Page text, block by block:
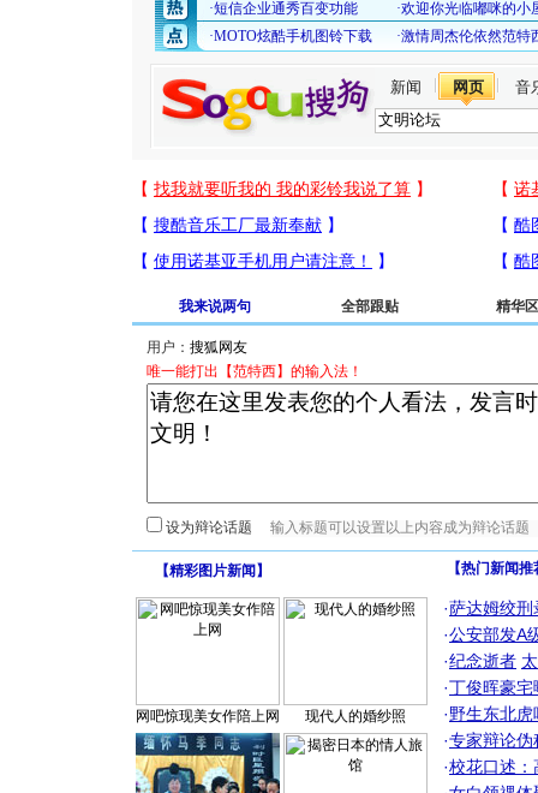
新闻 网页 音
我来说两句 全部跟贴 精华区
用户：
唯一能打出【范特西】的输入法！
设为辩论话题
【精彩图片新闻 】
网吧惊现美女作陪上网 现代人的婚纱照
【热门新闻
·萨达姆绞刑
·公安部发A
·纪念逝者
·丁俊晖豪
·野生东北
·专家辩论伪
·校花口述：